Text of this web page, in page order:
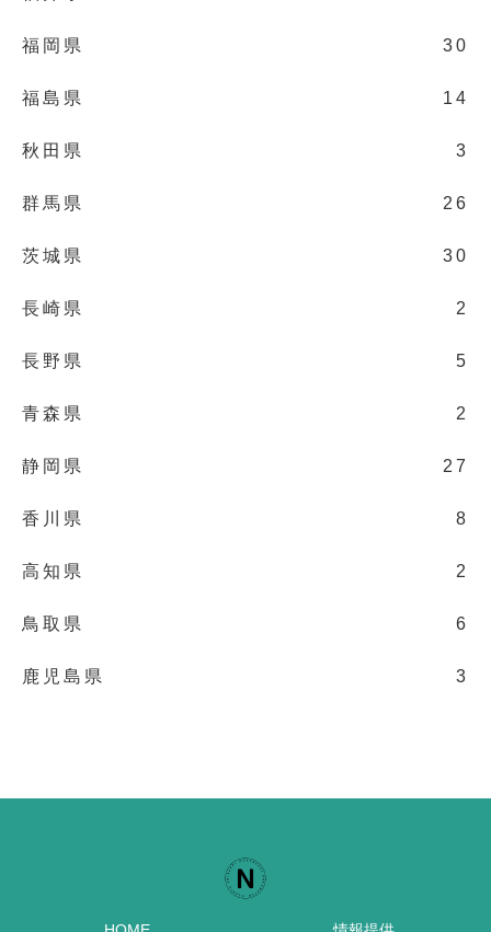
福岡県 30
福島県 14
秋田県 3
群馬県 26
茨城県 30
長崎県 2
長野県 5
青森県 2
静岡県 27
香川県 8
高知県 2
鳥取県 6
鹿児島県 3